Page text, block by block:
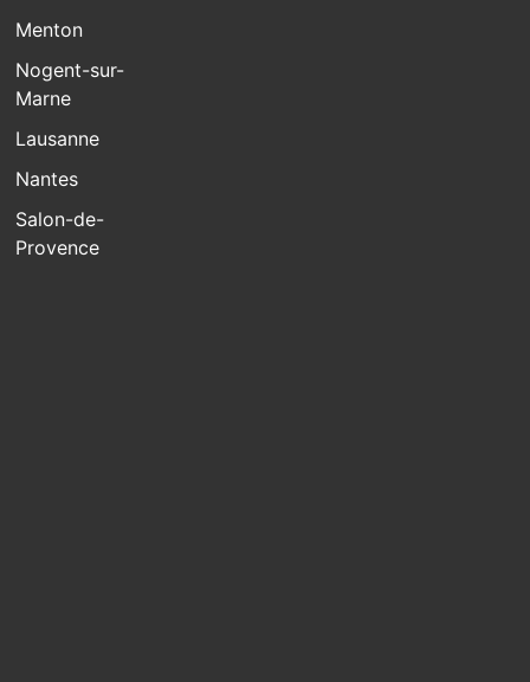
Menton
Nogent-sur-
Marne
Lausanne
Nantes
Salon-de-
Provence